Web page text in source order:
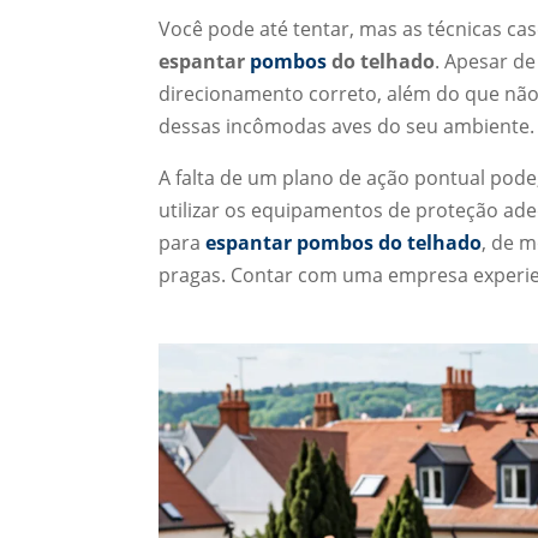
Você pode até tentar, mas as técnicas
espantar pombosdo telhado. Apesar
direcionamento correto, além do que
dessas incômodas aves do seu
A falta de um plano de ação pontual
utilizar os equipamentos de proteção
para espantar pombos do telhado, de
pragas. Contar com uma empresa